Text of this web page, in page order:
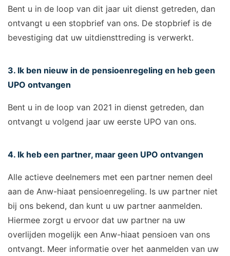
Bent u in de loop van dit jaar uit dienst getreden, dan
ontvangt u een stopbrief van ons. De stopbrief is de
bevestiging dat uw uitdiensttreding is verwerkt.
3. Ik ben nieuw in de pensioenregeling en heb geen
UPO ontvangen
Bent u in de loop van 2021 in dienst getreden, dan
ontvangt u volgend jaar uw eerste UPO van ons.
4. Ik heb een partner, maar geen UPO ontvangen
Alle actieve deelnemers met een partner nemen deel
aan de Anw-hiaat pensioenregeling. Is uw partner niet
bij ons bekend, dan kunt u uw partner aanmelden.
Hiermee zorgt u ervoor dat uw partner na uw
overlijden mogelijk een Anw-hiaat pensioen van ons
ontvangt. Meer informatie over het aanmelden van uw